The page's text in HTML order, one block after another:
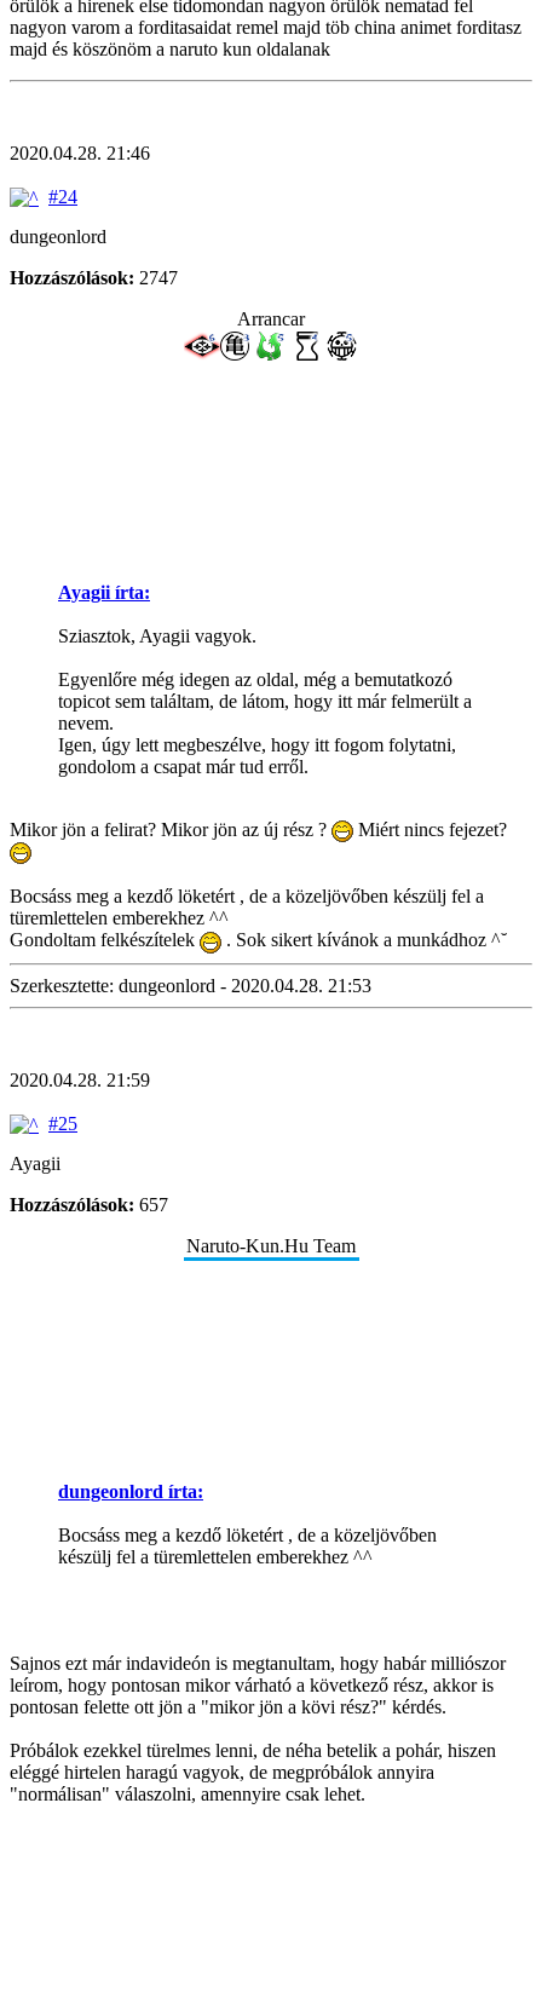
örülök a hirenek else tidomondan nagyon örülök nematad fel
nagyon varom a forditasaidat remel majd töb china animet forditasz
majd és köszönöm a naruto kun oldalanak
2020.04.28. 21:46
#24
dungeonlord
Hozzászólások: 2747
Arrancar
Ayagii írta:
Sziasztok, Ayagii vagyok.
Egyenlőre még idegen az oldal, még a bemutatkozó
topicot sem találtam, de látom, hogy itt már felmerült a
nevem.
Igen, úgy lett megbeszélve, hogy itt fogom folytatni,
gondolom a csapat már tud erről.
Mikor jön a felirat? Mikor jön az új rész ? Miért nincs fejezet?
Bocsáss meg a kezdő löketért , de a közeljövőben készülj fel a
türemlettelen emberekhez ^^
Gondoltam felkészítelek
. Sok sikert kívánok a munkádhoz ^˘
Szerkesztette: dungeonlord - 2020.04.28. 21:53
2020.04.28. 21:59
#25
Ayagii
Hozzászólások: 657
Naruto-Kun.Hu Team
dungeonlord írta:
Bocsáss meg a kezdő löketért , de a közeljövőben
készülj fel a türemlettelen emberekhez ^^
Sajnos ezt már indavideón is megtanultam, hogy habár milliószor
leírom, hogy pontosan mikor várható a következő rész, akkor is
pontosan felette ott jön a "mikor jön a kövi rész?" kérdés.
Próbálok ezekkel türelmes lenni, de néha betelik a pohár, hiszen
eléggé hirtelen haragú vagyok, de megpróbálok annyira
"normálisan" válaszolni, amennyire csak lehet.